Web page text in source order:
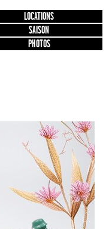
LOCATIONS
SAISON
PHOTOS